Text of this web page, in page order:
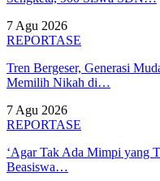
7 Agu 2026
REPORTASE
Tren Bergeser, Generasi
Memilih Nikah di…
7 Agu 2026
REPORTASE
‘Agar Tak Ada Mimpi yang
Beasiswa…